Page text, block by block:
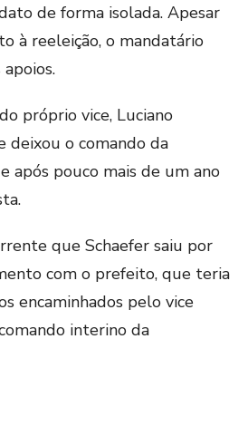
de forma isolada. Apesar
à reeleição, o mandatário
próprio vice, Luciano
deixou o comando da
após pouco mais de um ano
que Schaefer saiu por
com o prefeito, que teria
encaminhados pelo vice
interino da